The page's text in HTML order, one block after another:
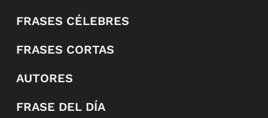
FRASES CÉLEBRES
FRASES CORTAS
AUTORES
FRASE DEL DÍA